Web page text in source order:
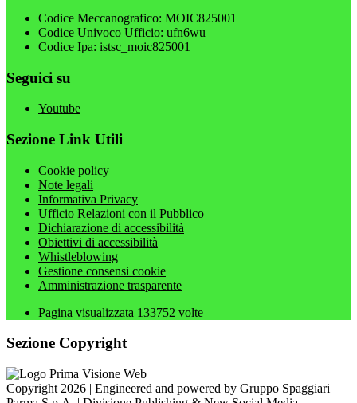
Codice Meccanografico: MOIC825001
Codice Univoco Ufficio: ufn6wu
Codice Ipa: istsc_moic825001
Seguici su
Youtube
Sezione Link Utili
Cookie policy
Note legali
Informativa Privacy
Ufficio Relazioni con il Pubblico
Dichiarazione di accessibilità
Obiettivi di accessibilità
Whistleblowing
Gestione consensi cookie
Amministrazione trasparente
Pagina visualizzata 133752 volte
Sezione Copyright
Copyright 2026 | Engineered and powered by Gruppo Spaggiari